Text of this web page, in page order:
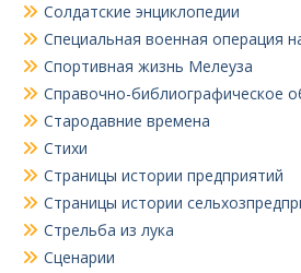
Солдатские энциклопедии
Специальная военная операция
Спортивная жизнь Мелеуза
Справочно-библиографическое
Стародавние времена
Стихи
Страницы истории предприятий
Страницы истории
Стрельба из лука
Сценарии